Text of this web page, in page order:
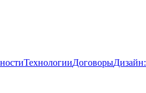
ТехнологииДоговорыДизайн: